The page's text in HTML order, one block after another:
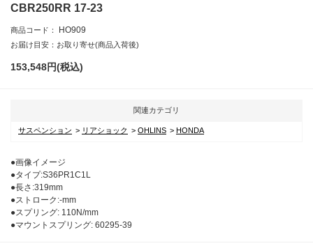
CBR250RR 17-23
商品コード： HO909
お届け目安：お取り寄せ(商品入荷後)
153,548円(税込)
関連カテゴリ
サスペンション リアショック OHLINS HONDA
●画像イメージ
●タイプ:S36PR1C1L
●長さ:319mm
●ストローク:-mm
●スプリング: 110N/mm
●マウントスプリング: 60295-39